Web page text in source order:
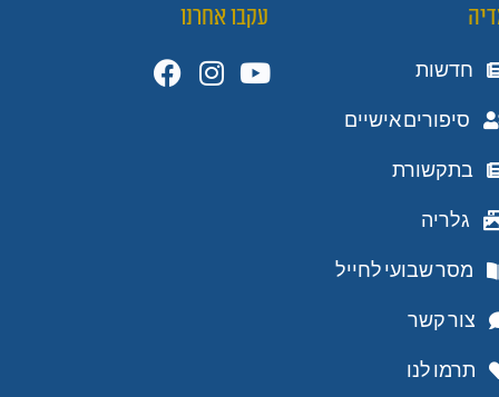
חדשות
סיפורים אישיים
בתקשורת
גלריה
מסר שבועי לחייל
צור קשר
תרמו לנו
עקבו אחרנו